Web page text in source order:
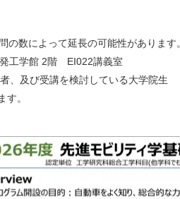
数によって延長の可能性があります
工学館 2階 EI022講義室
、及び受講を検討している大学院生
。